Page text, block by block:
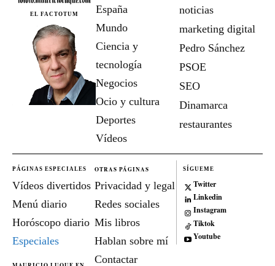
EL FACTOTUM
España
Mundo
Ciencia y
tecnología
Negocios
Ocio y cultura
Deportes
Vídeos
noticias
marketing digital
Pedro Sánchez
PSOE
SEO
Dinamarca
restaurantes
PÁGINAS ESPECIALES
Vídeos divertidos
Menú diario
Horóscopo diario
Especiales
OTRAS PÁGINAS
Privacidad y legal
Redes sociales
Mis libros
Hablan sobre mí
Contactar
SÍGUEME
Twitter
Linkedin
Instagram
Tiktok
Youtube